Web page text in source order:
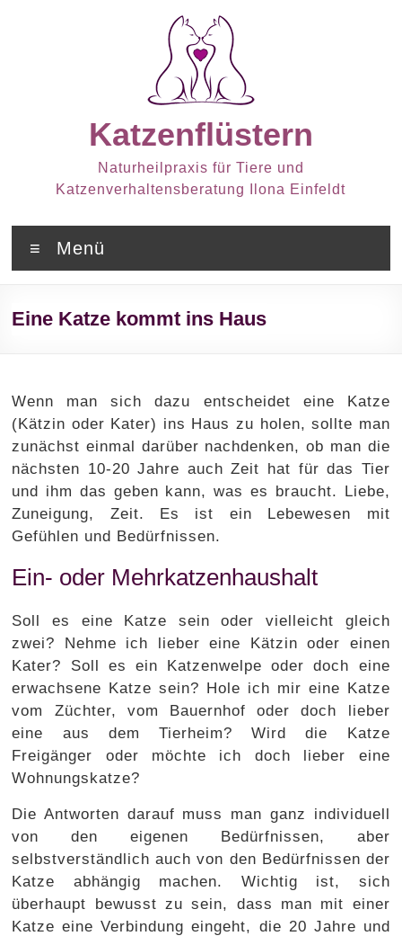
Katzenflüstern
Naturheilpraxis für Tiere und
Katzenverhaltensberatung Ilona Einfeldt
Menü
Eine Katze kommt ins Haus
Wenn man sich dazu entscheidet eine Katze
(Kätzin oder Kater) ins Haus zu holen, sollte man
zunächst einmal darüber nachdenken, ob man die
nächsten 10-20 Jahre auch Zeit hat für das Tier
und ihm das geben kann, was es braucht. Liebe,
Zuneigung, Zeit. Es ist ein Lebewesen mit
Gefühlen und Bedürfnissen.
Ein- oder Mehrkatzenhaushalt
Soll es eine Katze sein oder vielleicht gleich
zwei? Nehme ich lieber eine Kätzin oder einen
Kater? Soll es ein Katzenwelpe oder doch eine
erwachsene Katze sein? Hole ich mir eine Katze
vom Züchter, vom Bauernhof oder doch lieber
eine aus dem Tierheim? Wird die Katze
Freigänger oder möchte ich doch lieber eine
Wohnungskatze?
Die Antworten darauf muss man ganz individuell
von den eigenen Bedürfnissen, aber
selbstverständlich auch von den Bedürfnissen der
Katze abhängig machen. Wichtig ist, sich
überhaupt bewusst zu sein, dass man mit einer
Katze eine Verbindung eingeht, die 20 Jahre und